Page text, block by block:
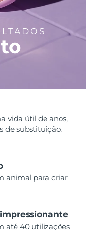
vida útil de anos,
de substituição.
animal para criar
até 40 utilizações